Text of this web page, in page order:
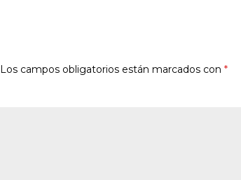
Los campos obligatorios están marcados con *